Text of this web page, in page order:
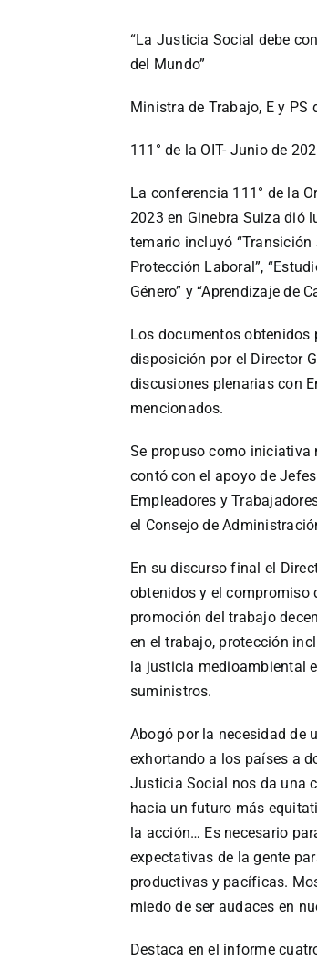
“La Justicia Social debe
del Mundo”
Ministra de Trabajo, E y PS
111° de la OIT- Junio de
La conferencia 111° de la
2023 en Ginebra Suiza dió
temario incluyó
Protección Laboral”,
Género” y “Aprendizaje de
Los documentos obtenidos
disposición por el Director
discusiones plenarias con
mencionados.
Se propuso como
contó con el apoyo de
Empleadores y
el Consejo de
En su discurso final el
obtenidos y el compromiso
promoción del trabajo
en el trabajo, protección
la justicia medioambiental
suministros.
Abogó por la necesidad de
exhortando a los países a
Justicia Social nos da una
hacia un futuro más
la acción… Es necesario
expectativas de la gente
productivas y pacíficas.
miedo de ser audaces en
Destaca en el informe